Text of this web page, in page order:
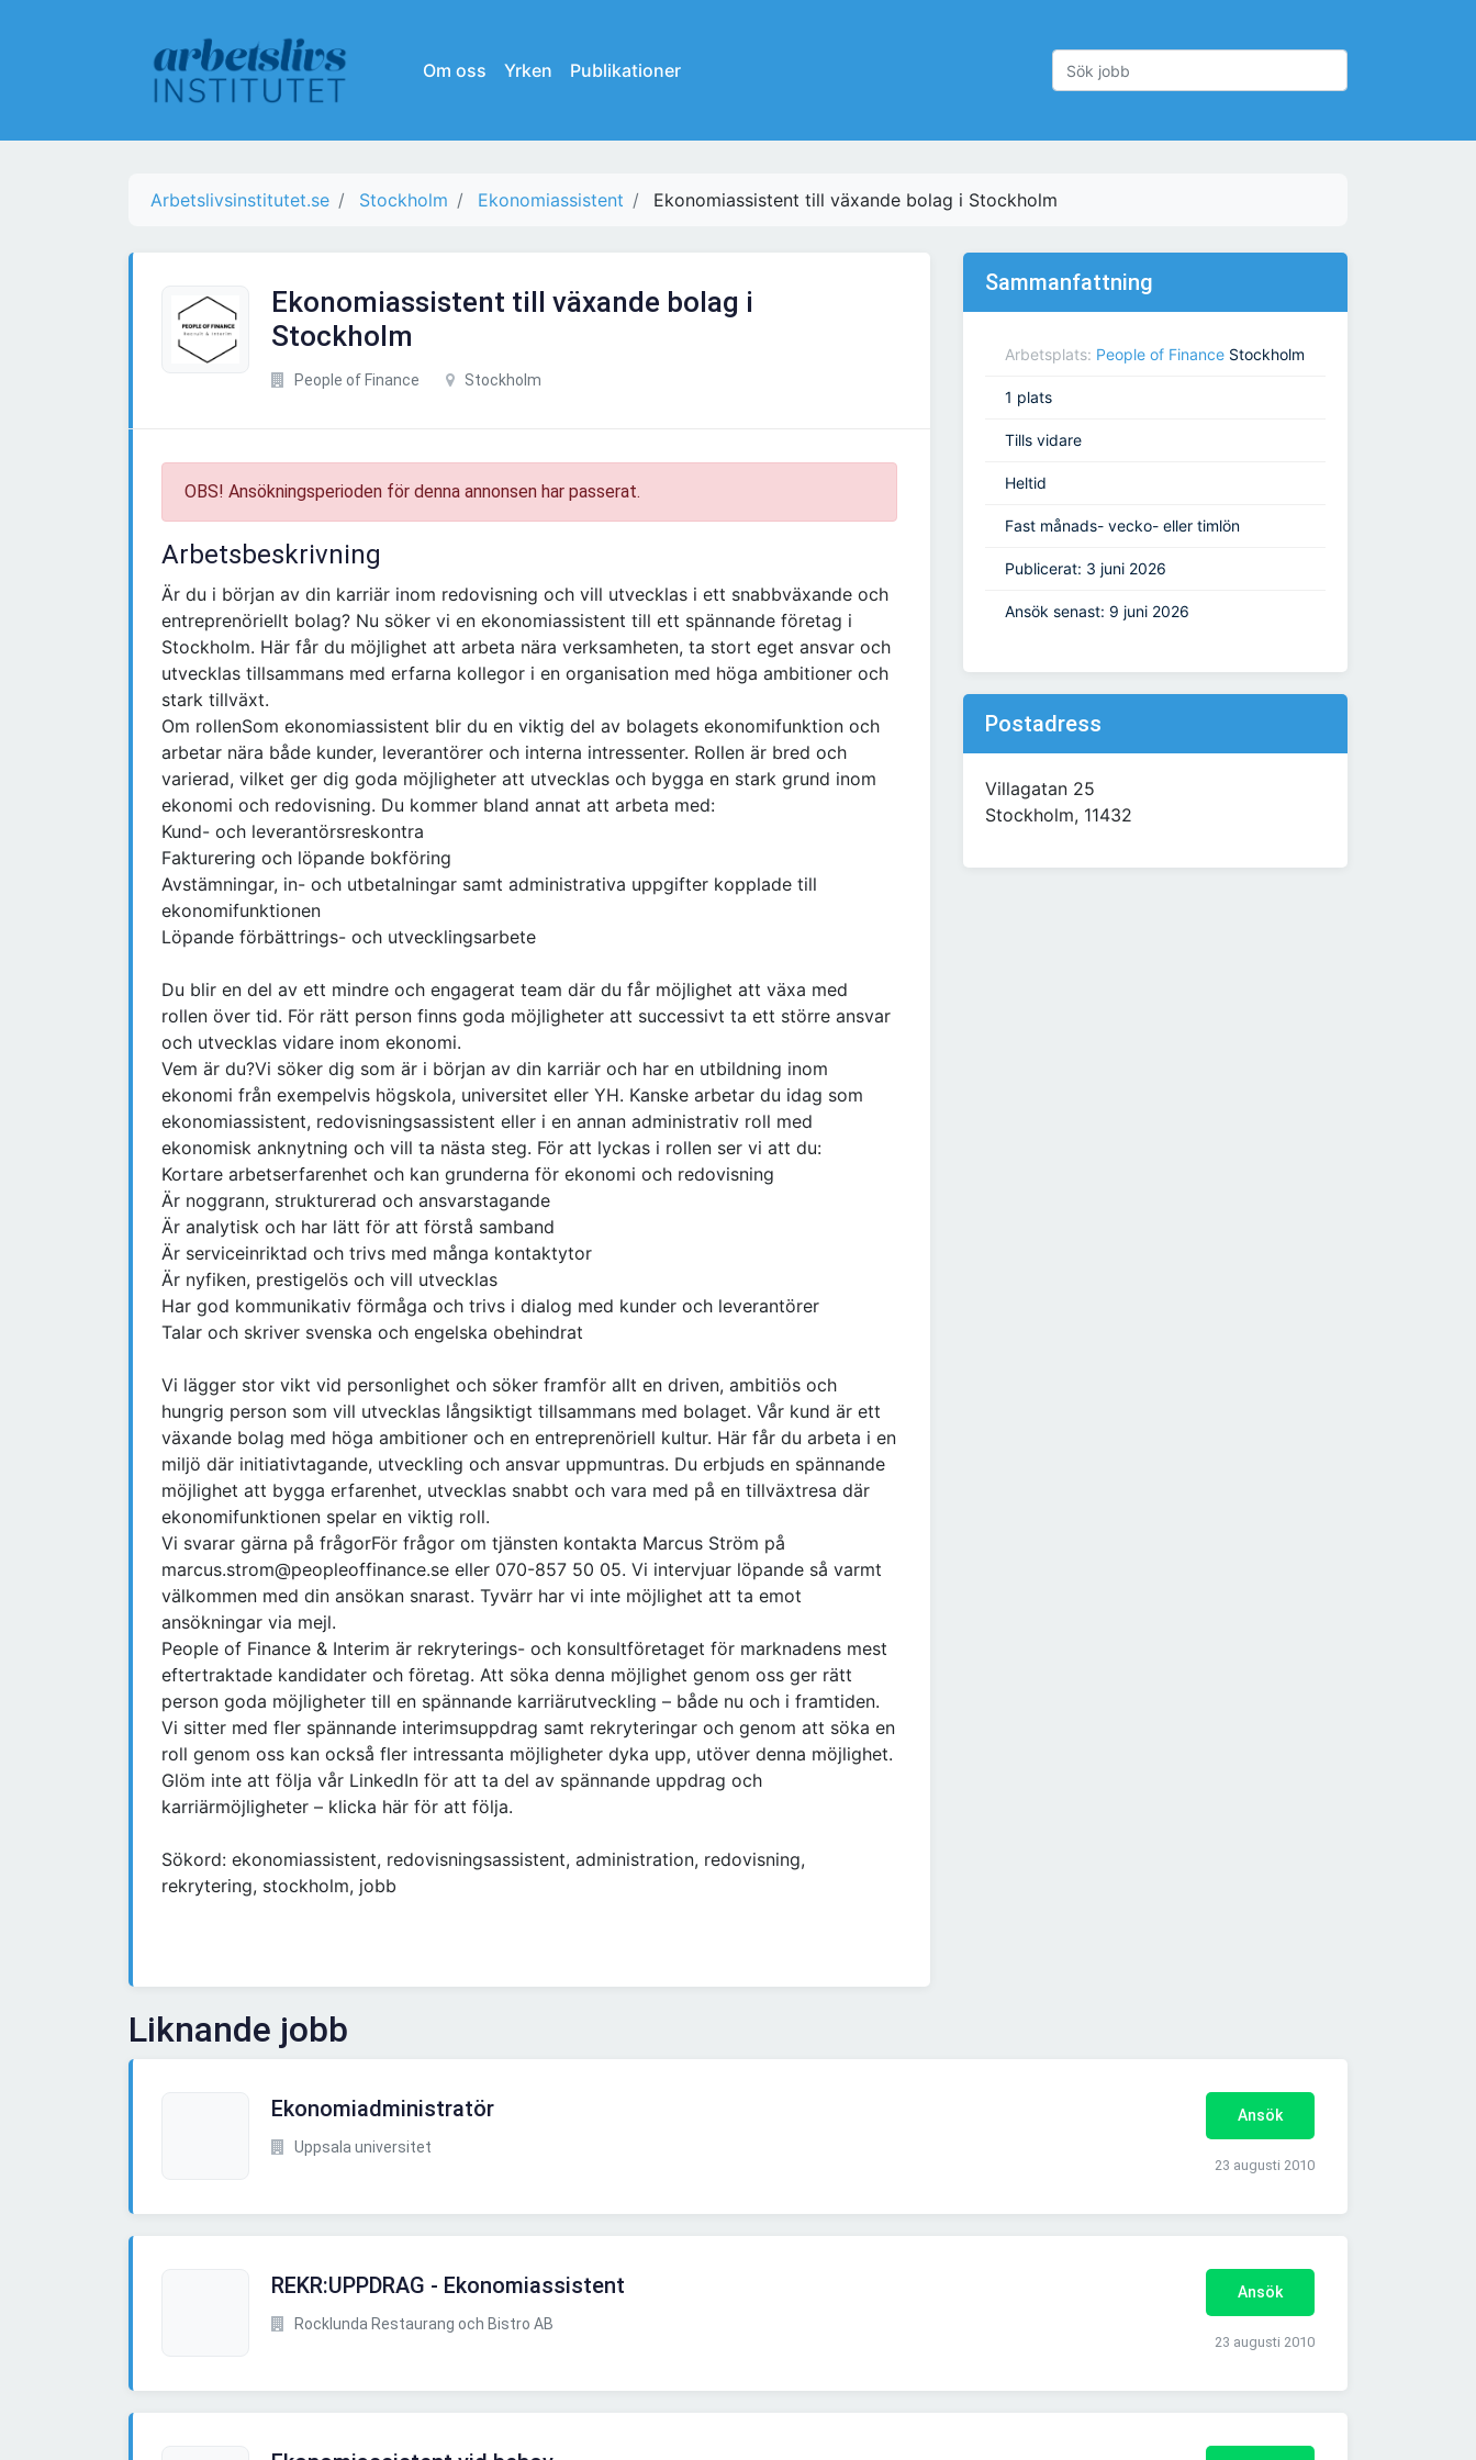
Om oss Yrken Publikationer
Arbetslivsinstitutet.se Stockholm Ekonomiassistent Ekonomiassistent till växande bolag i Stockholm
Ekonomiassistent till växande bolag i
Stockholm
People of Finance Stockholm
OBS! Ansökningsperioden för denna annonsen har passerat.
Arbetsbeskrivning
Är du i början av din karriär inom redovisning och vill utvecklas i ett snabbväxande och
entreprenöriellt bolag? Nu söker vi en ekonomiassistent till ett spännande företag i
Stockholm. Här får du möjlighet att arbeta nära verksamheten, ta stort eget ansvar och
utvecklas tillsammans med erfarna kollegor i en organisation med höga ambitioner och
stark tillväxt.
Om rollenSom ekonomiassistent blir du en viktig del av bolagets ekonomifunktion och
arbetar nära både kunder, leverantörer och interna intressenter. Rollen är bred och
varierad, vilket ger dig goda möjligheter att utvecklas och bygga en stark grund inom
ekonomi och redovisning. Du kommer bland annat att arbeta med:
Kund- och leverantörsreskontra
Fakturering och löpande bokföring
Avstämningar, in- och utbetalningar samt administrativa uppgifter kopplade till
ekonomifunktionen
Löpande förbättrings- och utvecklingsarbete
Du blir en del av ett mindre och engagerat team där du får möjlighet att växa med
rollen över tid. För rätt person finns goda möjligheter att successivt ta ett större ansvar
och utvecklas vidare inom ekonomi.
Vem är du?Vi söker dig som är i början av din karriär och har en utbildning inom
ekonomi från exempelvis högskola, universitet eller YH. Kanske arbetar du idag som
ekonomiassistent, redovisningsassistent eller i en annan administrativ roll med
ekonomisk anknytning och vill ta nästa steg. För att lyckas i rollen ser vi att du:
Kortare arbetserfarenhet och kan grunderna för ekonomi och redovisning
Är noggrann, strukturerad och ansvarstagande
Är analytisk och har lätt för att förstå samband
Är serviceinriktad och trivs med många kontaktytor
Är nyfiken, prestigelös och vill utvecklas
Har god kommunikativ förmåga och trivs i dialog med kunder och leverantörer
Talar och skriver svenska och engelska obehindrat
Vi lägger stor vikt vid personlighet och söker framför allt en driven, ambitiös och
hungrig person som vill utvecklas långsiktigt tillsammans med bolaget. Vår kund är ett
växande bolag med höga ambitioner och en entreprenöriell kultur. Här får du arbeta i en
miljö där initiativtagande, utveckling och ansvar uppmuntras. Du erbjuds en spännande
möjlighet att bygga erfarenhet, utvecklas snabbt och vara med på en tillväxtresa där
ekonomifunktionen spelar en viktig roll.
Vi svarar gärna på frågorFör frågor om tjänsten kontakta Marcus Ström på
marcus.strom@peopleoffinance.se eller 070-857 50 05. Vi intervjuar löpande så varmt
välkommen med din ansökan snarast. Tyvärr har vi inte möjlighet att ta emot
ansökningar via mejl.
People of Finance & Interim är rekryterings- och konsultföretaget för marknadens mest
eftertraktade kandidater och företag. Att söka denna möjlighet genom oss ger rätt
person goda möjligheter till en spännande karriärutveckling – både nu och i framtiden.
Vi sitter med fler spännande interimsuppdrag samt rekryteringar och genom att söka en
roll genom oss kan också fler intressanta möjligheter dyka upp, utöver denna möjlighet.
Glöm inte att följa vår LinkedIn för att ta del av spännande uppdrag och
karriärmöjligheter – klicka här för att följa.
Sökord: ekonomiassistent, redovisningsassistent, administration, redovisning,
rekrytering, stockholm, jobb
Sammanfattning
Arbetsplats: People of Finance Stockholm
1 plats
Tills vidare
Heltid
Fast månads- vecko- eller timlön
Publicerat: 3 juni 2026
Ansök senast: 9 juni 2026
Postadress
Villagatan 25
Stockholm, 11432
Liknande jobb
Ekonomiadministratör
Uppsala universitet
Ansök
23 augusti 2010
REKR:UPPDRAG - Ekonomiassistent
Rocklunda Restaurang och Bistro AB
Ansök
23 augusti 2010